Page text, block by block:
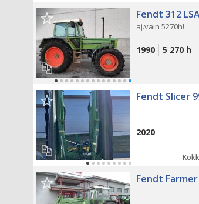
Fendt 312
aj.vain 5270h!
1990 5 270 h
Fendt Slicer
2020
Fendt Farmer